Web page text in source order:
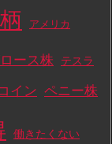
アメリカ
ース株 テスラ
イン ペニー株
働きたくない